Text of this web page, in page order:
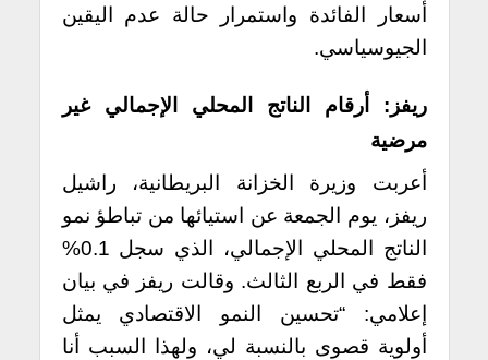
أسعار الفائدة واستمرار حالة عدم اليقين
الجيوسياسي.
ريفز: أرقام الناتج المحلي الإجمالي غير
مرضية
أعربت وزيرة الخزانة البريطانية، راشيل
ريفز، يوم الجمعة عن استيائها من تباطؤ نمو
الناتج المحلي الإجمالي، الذي سجل 0.1%
فقط في الربع الثالث. وقالت ريفز في بيان
إعلامي: “تحسين النمو الاقتصادي يمثل
أولوية قصوى بالنسبة لي، ولهذا السبب أنا